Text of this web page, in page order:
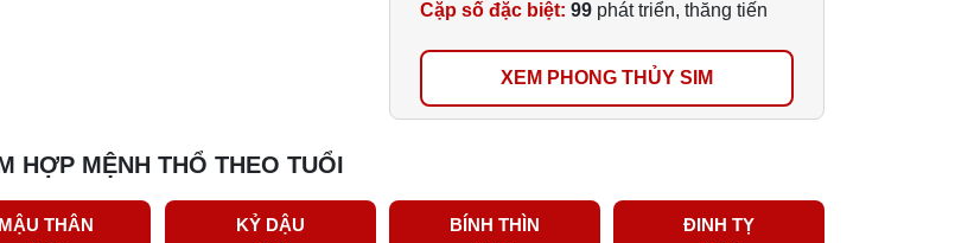
Cặp số đặc biệt: 99phát triển, thăng tiến
XEM PHONG THỦY SIM
HỢP MỆNH THỔ THEO TUỔI
MẬU THÂN
KỶ DẬU
BÍNH THÌN
ĐINH TỴ